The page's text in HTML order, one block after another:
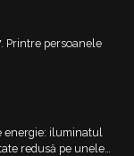
Printre persoanele
energie: iluminatul
redusă pe unele